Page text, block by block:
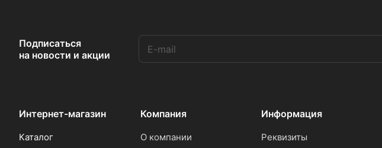
Подписаться
на новости и акции
Интернет-магазин
Каталог
Компания
О компании
Информация
Реквизиты